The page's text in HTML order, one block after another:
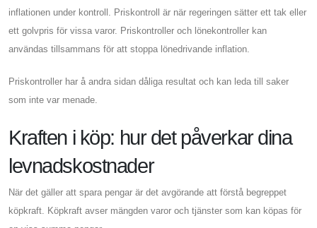
inflationen under kontroll. Priskontroll är när regeringen sätter ett tak eller
ett golvpris för vissa varor. Priskontroller och lönekontroller kan
användas tillsammans för att stoppa lönedrivande inflation.
Priskontroller har å andra sidan dåliga resultat och kan leda till saker
som inte var menade.
Kraften i köp: hur det påverkar dina
levnadskostnader
När det gäller att spara pengar är det avgörande att förstå begreppet
köpkraft. Köpkraft avser mängden varor och tjänster som kan köpas för